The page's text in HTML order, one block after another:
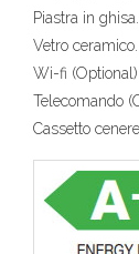
Piastra in ghisa.
Vetro ceramico.
Wi-fi (Optional)
Telecomando
Cassetto